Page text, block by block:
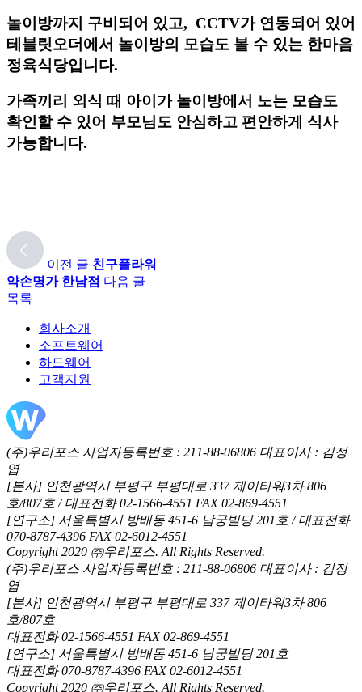
놀이방까지 구비되어 있고, CCTV가 연동되어 있어
테블릿오더에서 놀이방의 모습도 볼 수 있는 한마음
정육식당입니다.
가족끼리 외식 때 아이가 놀이방에서 노는 모습도
확인할 수 있어 부모님도 안심하고 편안하게 식사
가능합니다.
이전 글 친구플라워
약손명가 한남점 다음 글
목록
회사소개
소프트웨어
하드웨어
고객지원
(주)우리포스 사업자등록번호 : 211-88-06806 대표이사 : 김정
엽
[본사] 인천광역시 부평구 부평대로 337 제이타워3차 806
호/807호 / 대표전화 02-1566-4551 FAX 02-869-4551
[연구소] 서울특별시 방배동 451-6 남궁빌딩 201호 / 대표전화
070-8787-4396 FAX 02-6012-4551
Copyright 2020 ㈜우리포스. All Rights Reserved.
(주)우리포스 사업자등록번호 : 211-88-06806 대표이사 : 김정
엽
[본사] 인천광역시 부평구 부평대로 337 제이타워3차 806
호/807호
대표전화 02-1566-4551 FAX 02-869-4551
[연구소] 서울특별시 방배동 451-6 남궁빌딩 201호
대표전화 070-8787-4396 FAX 02-6012-4551
Copyright 2020 ㈜우리포스. All Rights Reserved.